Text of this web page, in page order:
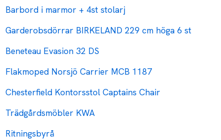
Barbord i marmor + 4st stolarj
Garderobsdörrar BIRKELAND 229 cm höga 6 st
Beneteau Evasion 32 DS
Flakmoped Norsjö Carrier MCB 1187
Chesterfield Kontorsstol Captains Chair
Trädgårdsmöbler KWA
Ritningsbyrå